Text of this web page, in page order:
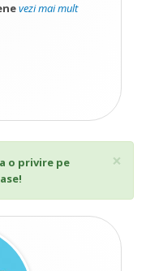
vezi mai mult
×
o privire pe